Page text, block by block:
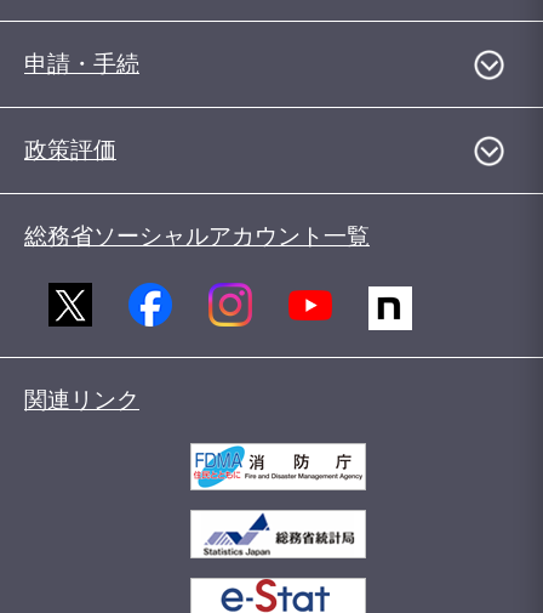
申請・手続
政策評価
総務省ソーシャルアカウント一覧
関連リンク